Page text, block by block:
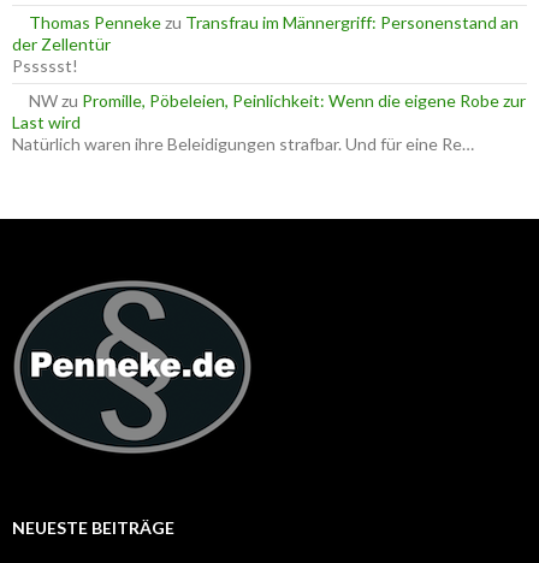
Thomas Pennekezu Transfrau im Männergriff: Personenstand an
der Zellentür
Pssssst!
NWzu Promille, Pöbeleien, Peinlichkeit: Wenn die eigene Robe zur
Last wird
Natürlich waren ihre Beleidigungen strafbar. Und für eine Re…
NEUESTE BEITRÄGE